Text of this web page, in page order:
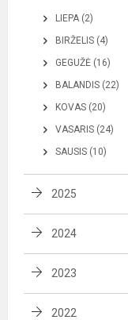
LIEPA (2)
BIRŽELIS (4)
GEGUŽĖ (16)
BALANDIS (22)
KOVAS (20)
VASARIS (24)
SAUSIS (10)
2025
2024
2023
2022